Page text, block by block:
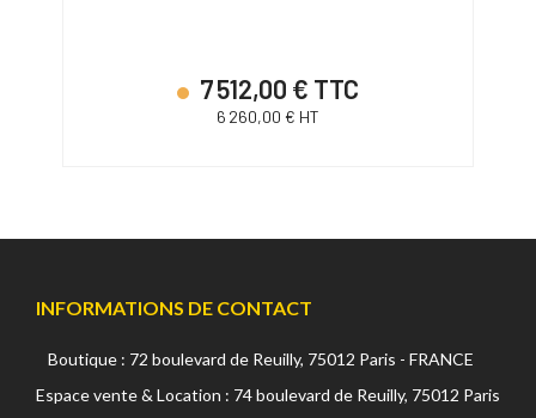
7 512,00 € TTC
6 260,00 € HT
INFORMATIONS DE CONTACT
Boutique : 72 boulevard de Reuilly, 75012 Paris - FRANCE
Espace vente & Location : 74 boulevard de Reuilly, 75012 Paris